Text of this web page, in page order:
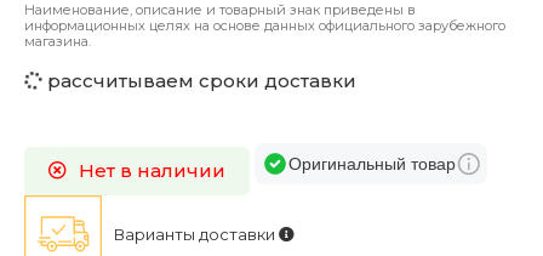
Наименование, описание и товарный знак приведены в
информационных целях на основе данных официального зарубежного
магазина.
рассчитываем сроки доставки
Варианты доставки
Нет в наличии Оригинальный товар